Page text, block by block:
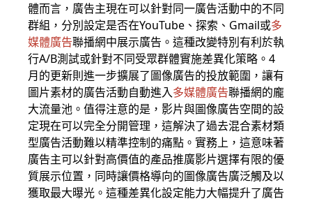
體而言，廣告主現在可以針對同一廣告活動中的不同
群組，分別設定是否在YouTube、探索、Gmail或多
媒體廣告聯播網中展示廣告。這種改變特別有利於執
行A/B測試或針對不同受眾群體實施差異化策略。4
月的更新則進一步擴展了圖像廣告的投放範圍，讓有
圖片素材的廣告活動自動進入多媒體廣告聯播網的龐
大流量池。值得注意的是，影片與圖像廣告空間的設
定現在可以完全分開管理，這解決了過去混合素材類
型廣告活動難以精準控制的痛點。實務上，這意味著
廣告主可以針對高價值的產品推廣影片選擇有限的優
質展示位置，同時讓價格導向的圖像廣告廣泛觸及以
獲取最大曝光。這種差異化設定能力大幅提升了廣告